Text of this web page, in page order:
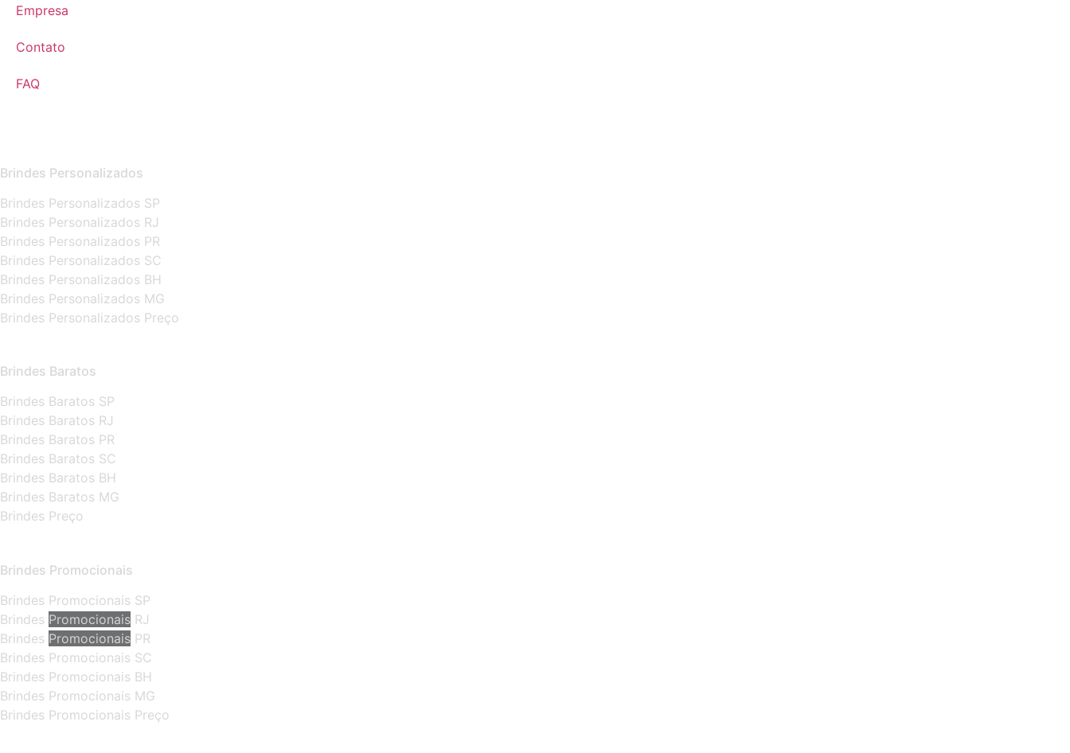
Empresa
Contato
FAQ
Brindes Personalizados
Brindes Personalizados SP
Brindes Personalizados RJ
Brindes Personalizados PR
Brindes Personalizados SC
Brindes Personalizados BH
Brindes Personalizados MG
Brindes Personalizados Preço
Brindes Baratos
Brindes Baratos SP
Brindes Baratos RJ
Brindes Baratos PR
Brindes Baratos SC
Brindes Baratos BH
Brindes Baratos MG
Brindes Preço
Brindes Promocionais
Brindes Promocionais SP
Brindes Promocionais RJ
Brindes Promocionais PR
Brindes Promocionais SC
Brindes Promocionais BH
Brindes Promocionais MG
Brindes Promocionais Preço